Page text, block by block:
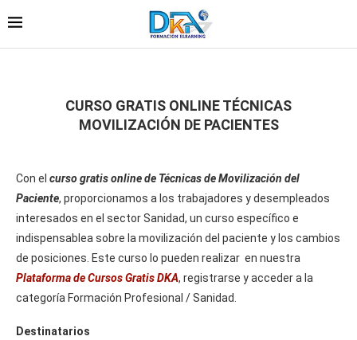
CURSO GRATIS ONLINE TÉCNICAS
MOVILIZACIÓN DE PACIENTES
Con el curso gratis online de Técnicas de Movilización del
Paciente, proporcionamos a los trabajadores y desempleados
interesados en el sector Sanidad, un curso específico e
indispensablea sobre la movilización del paciente y los cambios
de posiciones. Este curso lo pueden realizar en nuestra
Plataforma de Cursos Gratis DKA, registrarse y acceder a la
categoría Formación Profesional / Sanidad.
Destinatarios